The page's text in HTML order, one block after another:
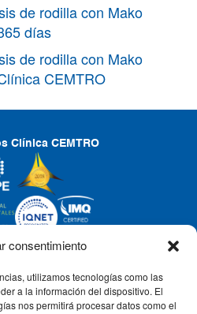
consentimiento
utilizamos tecnologías como las
a la información del dispositivo. El
nos permitirá procesar datos como el
de rodilla con Mako
días
de rodilla con Mako
CEMTRO
Clínica CEMTRO